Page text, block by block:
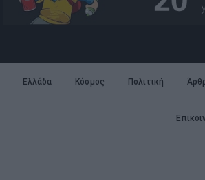
Ελλάδα Κόσμος Πολιτική